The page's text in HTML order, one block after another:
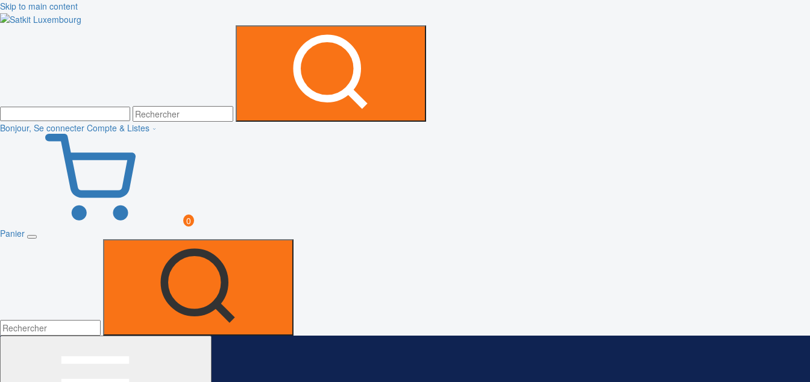
Skip to main content
Bonjour, Se connecter Compte & Listes
0
Panier